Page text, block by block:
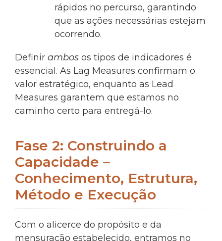
rápidos no percurso, garantindo
que as ações necessárias estejam
ocorrendo.
Definir ambos os tipos de indicadores é
essencial. As Lag Measures confirmam o
valor estratégico, enquanto as Lead
Measures garantem que estamos no
caminho certo para entregá-lo.
Fase 2: Construindo a
Capacidade –
Conhecimento, Estrutura,
Método e Execução
Com o alicerce do propósito e da
mensuração estabelecido, entramos no